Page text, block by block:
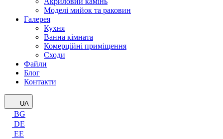
Моделі мийок та раковин
Галерея
Кухня
Ванна кімната
Комерційні приміщення
Сходи
Файли
Блог
Контакти
UA
BG
DE
EE